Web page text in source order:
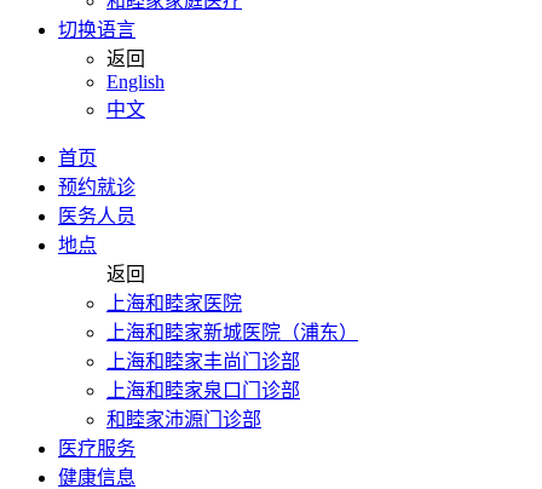
切换语言
返回
English
中文
首页
预约就诊
医务人员
地点
返回
上海和睦家医院
上海和睦家新城医院（浦东）
上海和睦家丰尚门诊部
上海和睦家泉口门诊部
和睦家沛源门诊部
医疗服务
健康信息